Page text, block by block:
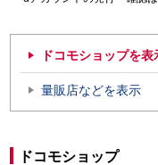
ドコモショップを表
量販店などを表示
ドコモショップ